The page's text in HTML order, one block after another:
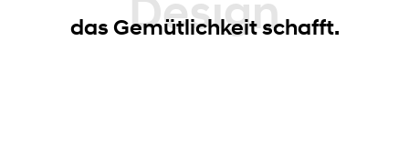
Design
das Gemütlichkeit schafft.